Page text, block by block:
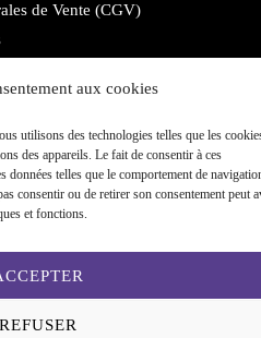
aux cookies
utilisons des technologies telles que les
des appareils. Le fait de consentir à ces
données telles que le comportement de
consentir ou de retirer son consentement peut
et fonctions.
REFUSER
de Vente (CGV)